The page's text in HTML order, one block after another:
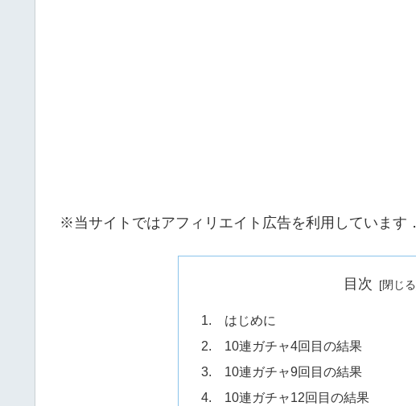
※当サイトではアフィリエイト広告を利用しています．
目次
1. はじめに
2. 10連ガチャ4回目の結果
3. 10連ガチャ9回目の結果
4. 10連ガチャ12回目の結果